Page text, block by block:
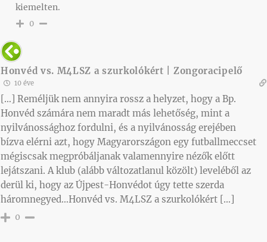
kiemelten.
0
Honvéd vs. M4LSZ a szurkolókért | Zongoracipelő
10 éve
[…] Reméljük nem annyira rossz a helyzet, hogy a Bp.
Honvéd számára nem maradt más lehetőség, mint a
nyilvánossághoz fordulni, és a nyilvánosság erejében
bízva elérni azt, hogy Magyarországon egy futballmeccset
mégiscsak megpróbáljanak valamennyire nézők előtt
lejátszani. A klub (alább változatlanul közölt) leveléből az
derül ki, hogy az Újpest-Honvédot úgy tette szerda
háromnegyed…Honvéd vs. M4LSZ a szurkolókért […]
0